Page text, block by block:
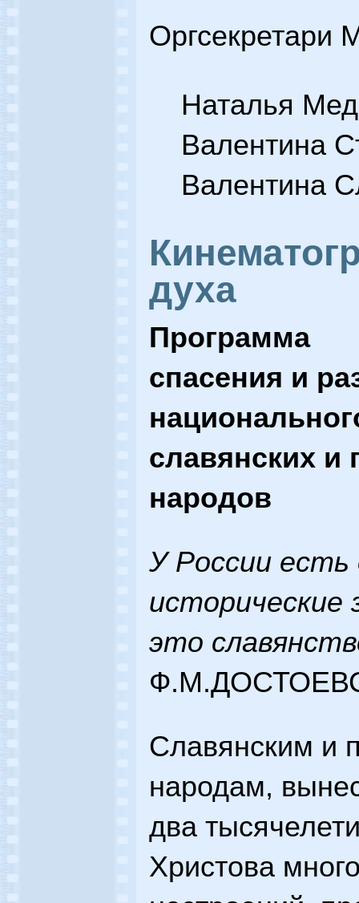
Наталья
Валентина
Валентина
духа
Программа
спасения и
славянских и
народов
У России есть
исторические
это
Славянским и
народам,
два
Христова